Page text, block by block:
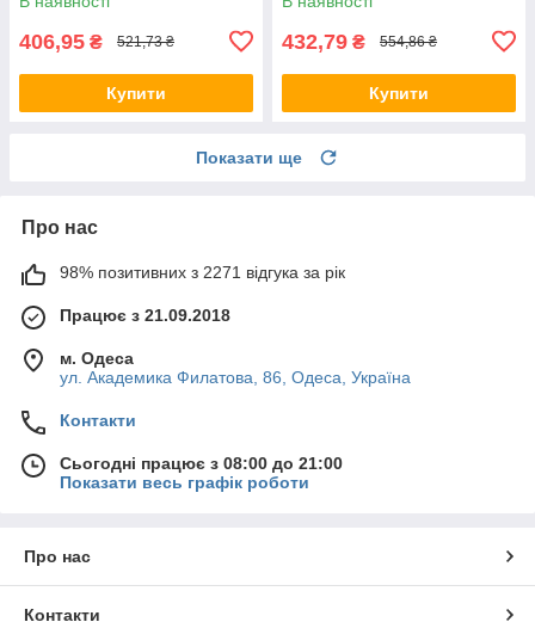
щитів і боксів
406,95 ₴ 521,73 ₴
Купити
щитів і боксів
432,79 ₴ 554,86 ₴
Купити
Показати ще
Про нас
98% позитивних з 2271 відгука за рік
Працює з 21.09.2018
м. Одеса
ул. Академика Филатова, 86, Одеса, Україна
Контакти
Сьогодні працює з 08:00 до 21:00
Показати весь графік роботи
Про нас
Контакти